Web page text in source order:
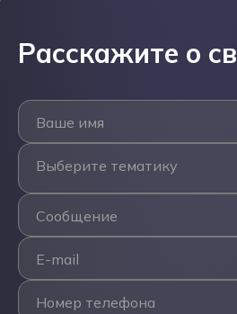
Расскажите о
Ваше имя
Выберите тематику
Сообщение
E-mail
Номер телефона